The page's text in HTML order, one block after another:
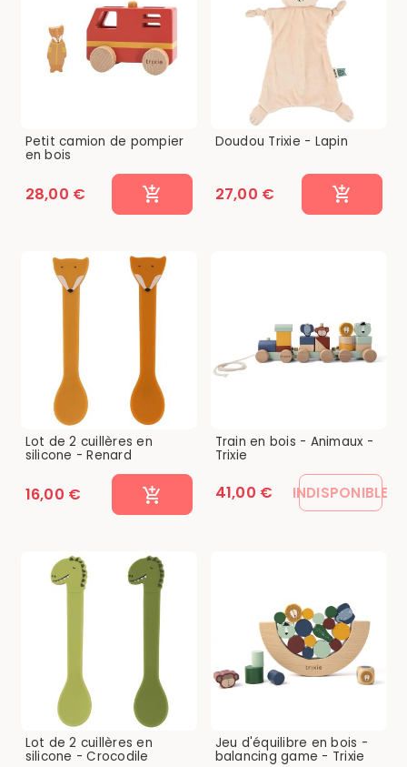
Petit camion de pompier
en bois
28,00 €
Doudou Trixie - Lapin
27,00 €
Lot de 2 cuillères en
silicone - Renard
16,00 €
Train en bois - Animaux -
Trixie
41,00 € INDISPONIBLE
Lot de 2 cuillères en
silicone - Crocodile
Jeu d'équilibre en bois -
balancing game - Trixie